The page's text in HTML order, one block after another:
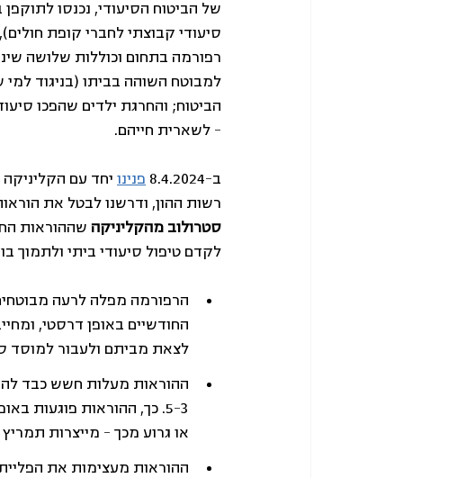
למבוטח השוהה בביתו (בניגוד
– לשארית חייהם.
ב-8.4.2024 פנינו יחד עם הקליניקה
רשות ההון, ודרשנו לבטל את
סטרולוב מהקליניקה שההוראות
לקדם טיפול סיעודי ביתי ולתמוך
הרפורמה מפלה לרעה
החודשיים באופן דרסטי,
לצאת מביתם ולעבור למוסד
ההוראות מעלות חשש כבד
5-3. כך, ההוראות פוגעות
או גרוע מכך – מייצרות תמריץ שלילי לאבחון
ההוראות מעצימות את